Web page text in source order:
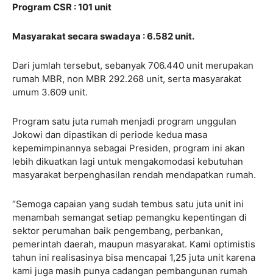
Program CSR : 101 unit
Masyarakat secara swadaya : 6.582 unit.
Dari jumlah tersebut, sebanyak 706.440 unit merupakan
rumah MBR, non MBR 292.268 unit, serta masyarakat
umum 3.609 unit.
Program satu juta rumah menjadi program unggulan
Jokowi dan dipastikan di periode kedua masa
kepemimpinannya sebagai Presiden, program ini akan
lebih dikuatkan lagi untuk mengakomodasi kebutuhan
masyarakat berpenghasilan rendah mendapatkan rumah.
“Semoga capaian yang sudah tembus satu juta unit ini
menambah semangat setiap pemangku kepentingan di
sektor perumahan baik pengembang, perbankan,
pemerintah daerah, maupun masyarakat. Kami optimistis
tahun ini realisasinya bisa mencapai 1,25 juta unit karena
kami juga masih punya cadangan pembangunan rumah